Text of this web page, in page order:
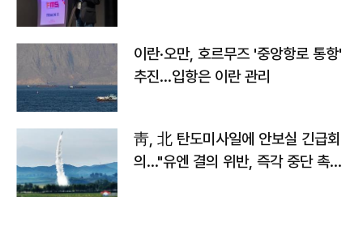
이란·오만, 호르무즈 '중앙항로 통항'
추진…입항은 이란 관리
靑, 北 탄도미사일에 안보실 긴급회
의…"유엔 결의 위반, 즉각 중단 촉